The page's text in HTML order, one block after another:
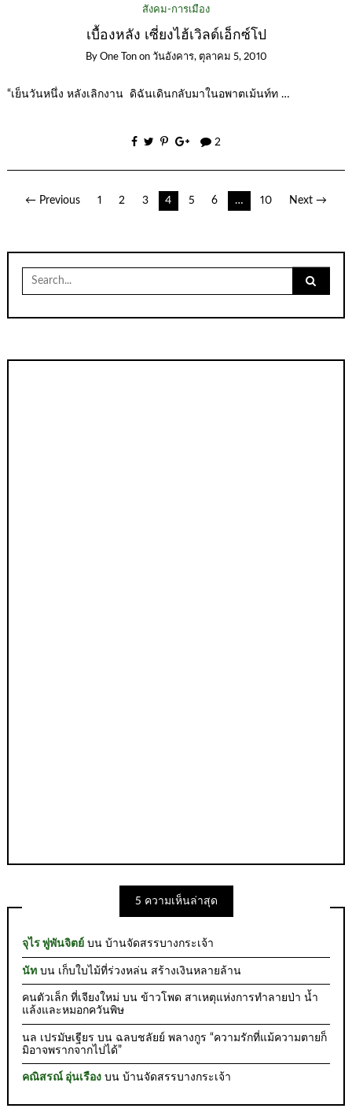
สังคม-การเมือง
เบื้องหลัง เซี่ยงไฮ้เวิลด์เอ็กซ์โป
By One Ton on วันอังคาร, ตุลาคม 5, 2010
“เย็นวันหนึ่ง หลังเลิกงาน ดิฉันเดินกลับมาในอพาตเม้นท์ท …
2
เมนู
เรื่อง
← Previous 1 2 3 4 5 6 … 10 Next →
for:
5 ความเห็นล่าสุด
จุไร พู่พันจิตย์ บนบ้านจัดสรรบางกระเจ้า
นัท บน เก็บใบไม้ที่ร่วงหล่น สร้างเงินหลายล้าน
คนตัวเล็ก ที่เจียงใหม่ บนข้าวโพด สาเหตุแห่งการทำลายป่า น้ำ
แล้งและหมอกควันพิษ
นล เปรมัษเฐียร บน ฉลบชลัยย์ พลางกูร “ความรักที่แม้ความตายก็
มิอาจพรากจากไปได้”
คณิสรณ์ อุ่นเรือง บนบ้านจัดสรรบางกระเจ้า